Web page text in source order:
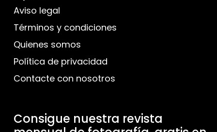
Aviso legal
Términos y condiciones
Quienes somos
Política de privacidad
Contacte con nosotros
Consigue nuestra revista